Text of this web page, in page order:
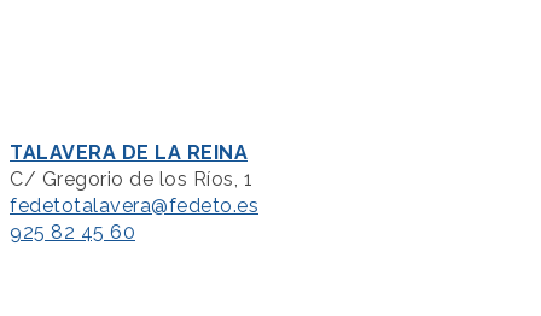
TALAVERA DE LA REINA
C/ Gregorio de los Ríos, 1
fedetotalavera@fedeto.es
925 82 45 60